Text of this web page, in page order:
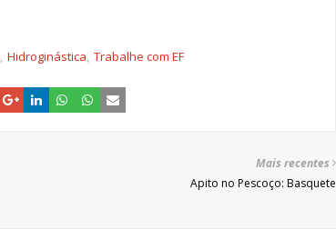
Hidroginástica Trabalhe com EF
Mais recentes
Apito no Pescoço: Basquete